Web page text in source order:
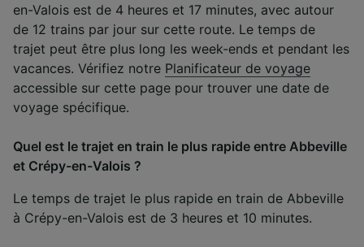
en-Valois est de 4 heures et 17 minutes, avec autour
de 12 trains par jour sur cette route. Le temps de
trajet peut être plus long les week-ends et pendant les
vacances. Vérifiez notre Planificateur de voyage
accessible sur cette page pour trouver une date de
voyage spécifique.
Quel est le trajet en train le plus rapide entre Abbeville
et Crépy-en-Valois ?
Le temps de trajet le plus rapide en train de Abbeville
à Crépy-en-Valois est de 3 heures et 10 minutes.